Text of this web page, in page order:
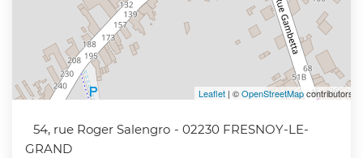
Leaflet | ©OpenStreetMapcontributors
54, rue Roger Salengro - 02230 FRESNOY-LE-
GRAND